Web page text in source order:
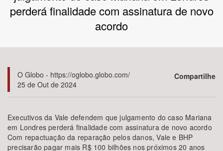
Tema
Subtema
Área Protegida
perderá finalidade com assinatura de novo
acordo
O Globo - https://oglobo.globo.com/
25 de Out de 2024
Compartilhe
Executivos da Vale defendem que julgamento do caso Mariana
em Londres perderá finalidade com assinatura de novo acordo
Com repactuação da reparação pelos danos, Vale e BHP
precisarão pagar mais R$ 100 bilhões nos próximos 20 anos